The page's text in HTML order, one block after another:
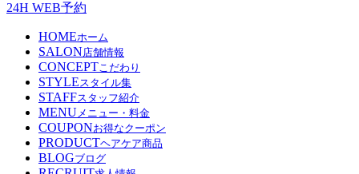
24H WEB予約
HOMEホーム
SALON店舗情報
CONCEPTこだわり
STYLEスタイル集
STAFFスタッフ紹介
MENUメニュー・料金
COUPONお得なクーポン
PRODUCTヘアケア商品
BLOGブログ